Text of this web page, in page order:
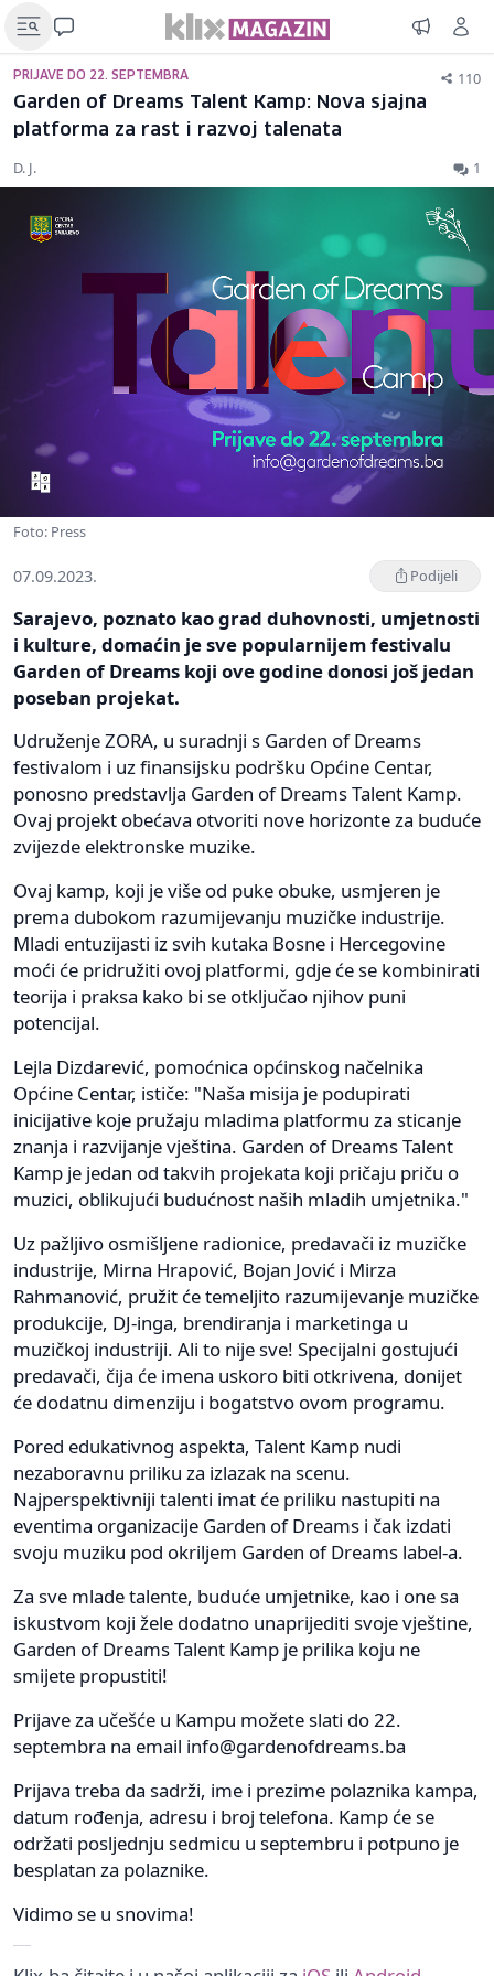
PRIJAVE DO 22. SEPTEMBRA 110
Garden of Dreams Talent Kamp: Nova sjajna
platforma za rast i razvoj talenata
D. J. 1
Foto: Press
07.09.2023. Podijeli
Sarajevo, poznato kao grad duhovnosti, umjetnosti
i kulture, domaćin je sve popularnijem festivalu
Garden of Dreams koji ove godine donosi još jedan
poseban projekat.
Udruženje ZORA, u suradnji s Garden of Dreams
festivalom i uz finansijsku podršku Općine Centar,
ponosno predstavlja Garden of Dreams Talent Kamp.
Ovaj projekt obećava otvoriti nove horizonte za buduće
zvijezde elektronske muzike.
Ovaj kamp, koji je više od puke obuke, usmjeren je
prema dubokom razumijevanju muzičke industrije.
Mladi entuzijasti iz svih kutaka Bosne i Hercegovine
moći će pridružiti ovoj platformi, gdje će se kombinirati
teorija i praksa kako bi se otključao njihov puni
potencijal.
Lejla Dizdarević, pomoćnica općinskog načelnika
Općine Centar, ističe: "Naša misija je podupirati
inicijative koje pružaju mladima platformu za sticanje
znanja i razvijanje vještina. Garden of Dreams Talent
Kamp je jedan od takvih projekata koji pričaju priču o
muzici, oblikujući budućnost naših mladih umjetnika."
Uz pažljivo osmišljene radionice, predavači iz muzičke
industrije, Mirna Hrapović, Bojan Jović i Mirza
Rahmanović, pružit će temeljito razumijevanje muzičke
produkcije, DJ-inga, brendiranja i marketinga u
muzičkoj industriji. Ali to nije sve! Specijalni gostujući
predavači, čija će imena uskoro biti otkrivena, donijet
će dodatnu dimenziju i bogatstvo ovom programu.
Pored edukativnog aspekta, Talent Kamp nudi
nezaboravnu priliku za izlazak na scenu.
Najperspektivniji talenti imat će priliku nastupiti na
eventima organizacije Garden of Dreams i čak izdati
svoju muziku pod okriljem Garden of Dreams label-a.
Za sve mlade talente, buduće umjetnike, kao i one sa
iskustvom koji žele dodatno unaprijediti svoje vještine,
Garden of Dreams Talent Kamp je prilika koju ne
smijete propustiti!
Prijave za učešće u Kampu možete slati do 22.
septembra na email info@gardenofdreams.ba
Prijava treba da sadrži, ime i prezime polaznika kampa,
datum rođenja, adresu i broj telefona. Kamp će se
održati posljednju sedmicu u septembru i potpuno je
besplatan za polaznike.
Vidimo se u snovima!